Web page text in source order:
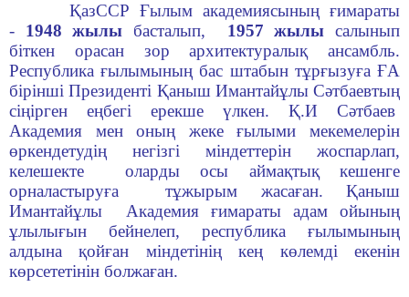
ҚазССР Ғылым академиясының ғимараты
- 1948 жылы басталып, 1957 жылы салынып
біткен орасан зор архитектуралық ансамбль.
Республика ғылымының бас штабын тұрғызуға ҒА
бiрiншi Президентi Қаныш Имантайұлы Сәтбаевтың
сіңірген еңбегі ерекше үлкен. Қ.И Сәтбаев
Академия мен оның жеке ғылыми мекемелерiн
өркендетудің негізгі міндеттерін жоспарлап,
келешекте оларды осы аймақтық кешенге
орналастыруға тұжырым жасаған. Қаныш
Имантайұлы Академия ғимараты адам ойының
ұлылығын бейнелеп, республика ғылымының
алдына қойған міндетінің кең көлемді екенін
көрсететінін болжаған.